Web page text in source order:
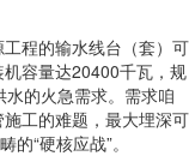
程的输水线台（套）可
容量达20400千瓦，规
的火急需求。需求咱
工的难题，最大埋深可
“硬核应战”。